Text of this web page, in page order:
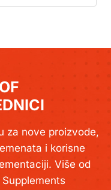
za nove proizvode,
i korisne
Više od